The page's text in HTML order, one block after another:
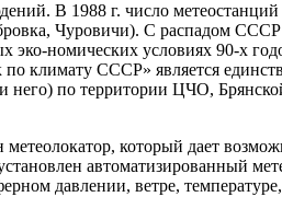
В 1988 г. число метеостанций
Чуровичи). С распадом СССР
номических условиях 90-х
климату СССР» является
него) по территории ЦЧО,
который дает
автоматизированный
давлении, ветре, температуре,